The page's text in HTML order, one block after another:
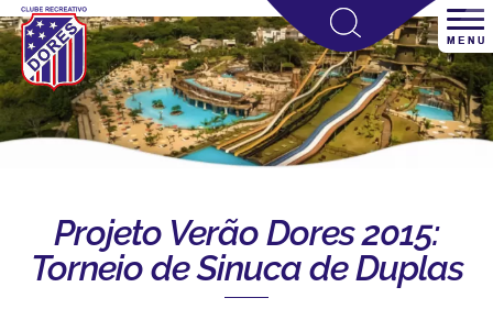
Projeto Verão Dores 2015:
Torneio de Sinuca de Duplas